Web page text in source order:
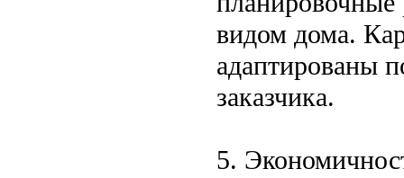
видом дома.
адаптированы
заказчика.
5.